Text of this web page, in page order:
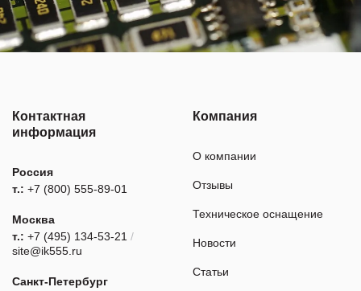
Контактная
информация
Россия
т.: +7 (800) 555-89-01
Москва
т.: +7 (495) 134-53-21 /
site@ik555.ru
Санкт-Петербург
Компания
О компании
Отзывы
Техническое оснащение
Новости
Статьи